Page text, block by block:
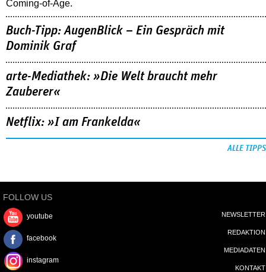
Coming-of-Age.
Buch-Tipp: AugenBlick – Ein Gespräch mit
Dominik Graf
arte-Mediathek: »Die Welt braucht mehr
Zauberer«
Netflix: »I am Frankelda«
ALLE TIPPS
FOLLOW US
youtube
facebook
instagram
NEWSLETTER
REDAKTION
MEDIADATEN
KONTAKT